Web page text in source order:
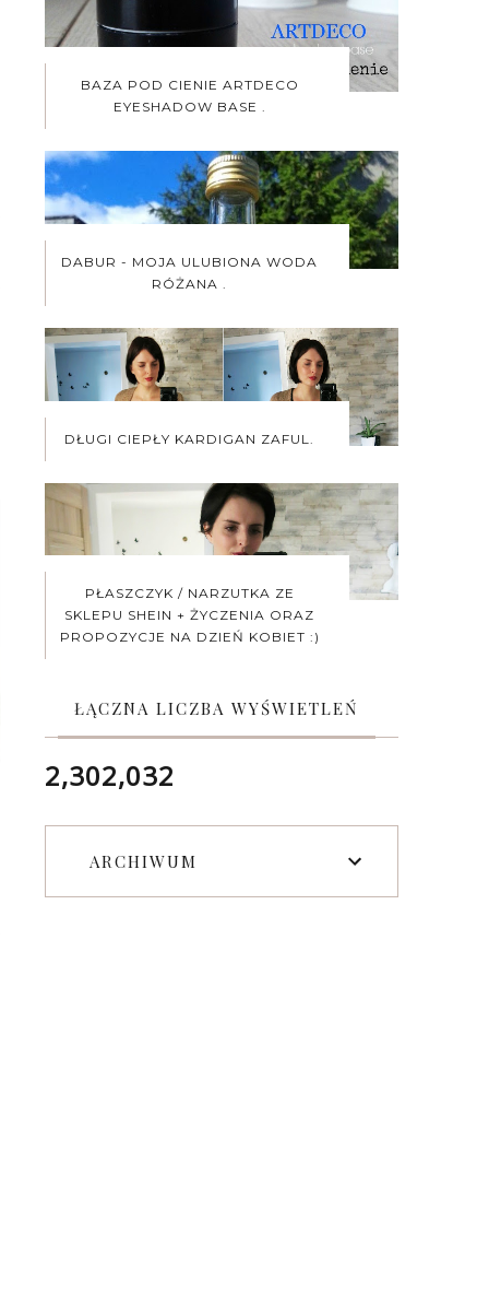
BAZA POD CIENIE ARTDECO
EYESHADOW BASE .
DABUR - MOJA ULUBIONA WODA
RÓŻANA .
DŁUGI CIEPŁY KARDIGAN ZAFUL.
PŁASZCZYK / NARZUTKA ZE
SKLEPU SHEIN + ŻYCZENIA ORAZ
PROPOZYCJE NA DZIEŃ KOBIET :)
ŁĄCZNA LICZBA WYŚWIETLEŃ
2,302,032
ARCHIWUM